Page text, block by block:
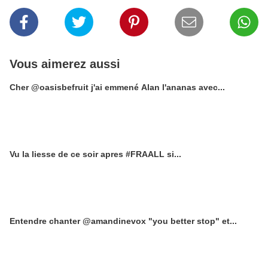
Vous aimerez aussi
Cher @oasisbefruit j'ai emmené Alan l'ananas avec...
Vu la liesse de ce soir apres #FRAALL si...
Entendre chanter @amandinevox "you better stop" et...